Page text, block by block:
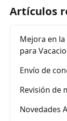
Artículos
Mejora en la
para
Envío de
Revisión de
Novedades